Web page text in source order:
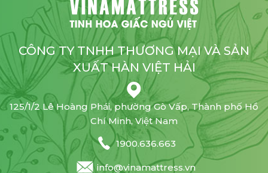
CÔNG TY TNHH THƯƠNG MẠI VÀ SẢN
XUẤT HÀN VIỆT HẢI
125/1/2 Lê Hoàng Phái, phường Gò Vấp, Thành phố Hồ
Chí Minh, Việt Nam
1900.636.663
info@vinamattress.vn